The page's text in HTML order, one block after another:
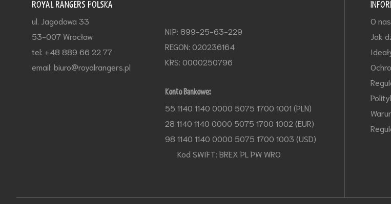
ROYAL RANGERS POLSKA
ul. Jagodowa 33
53-007 Wrocław
tel: +48 889 66 22 77
email: biuro@royalrangers.pl
NIP: 899-25-63-229
REGON: 020236164
KRS: 0000250796
Konto Bankowe:
55 1140 1140 0000 5075 1700 1001 (PLN)
28 1140 1140 0000 5075 1700 1002 (EUR)
98 1140 1140 0000 5075 1700 1003 (USD)
Kod SWIFT: BREX PL PW WRO
O nas
Jak